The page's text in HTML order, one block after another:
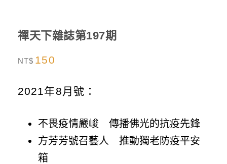
禪天下雜誌第197期
NT$ 150
2021年8月號：
不畏疫情嚴峻 傳播佛光的抗疫先鋒
方芳芳號召藝人 推動獨老防疫平安
箱